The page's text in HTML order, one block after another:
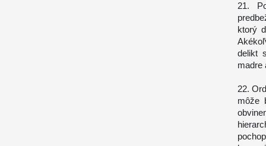
21.
ktorý
delikt
madre
22.
môže